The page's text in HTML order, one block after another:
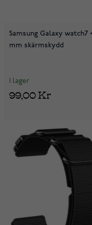
Samsung Galaxy watch7
mm skärmskydd
I lager
99,00 Kr